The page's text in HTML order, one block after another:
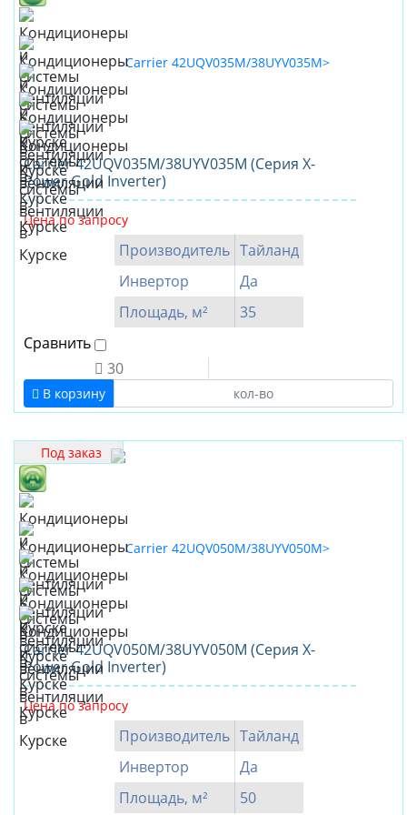
Berlingtoun
Bosch
Carrier
CENTEK
Daikin
Dantex
ECOSTAR
Electrolux
Energolux
Fujimitsu
Fujitsu
FUNAI
Climate
Haier
Halsen
Hisense
Hitachi
Hyundai
IGC
Kentatsu
Komanchi
Carrier 42UQV035M/38UYV035M (Серия X-
Power Gold Inverter)
Цена по запросу
Производитель Тайланд
Инвертор
Да
Площадь, м²
35
Сравнить
30
В корзину
Под заказ
Carrier 42UQV050M/38UYV050M (Серия X-
Power Gold Inverter)
Цена по запросу
Производитель Тайланд
Инвертор
Да
Площадь, м²
50